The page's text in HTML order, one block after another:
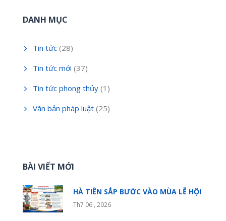
DANH MỤC
Tin tức (28)
Tin tức mới (37)
Tin tức phong thủy (1)
Văn bản pháp luật (25)
BÀI VIẾT MỚI
HÀ TIÊN SẮP BƯỚC VÀO MÙA LỄ HỘI
Th7 06 , 2026